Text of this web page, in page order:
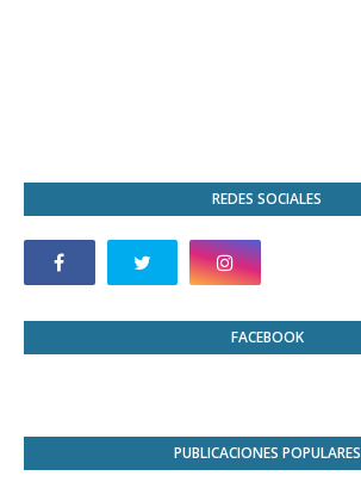
REDES SOCIALES
FACEBOOK
PUBLICACIONES POPULARES